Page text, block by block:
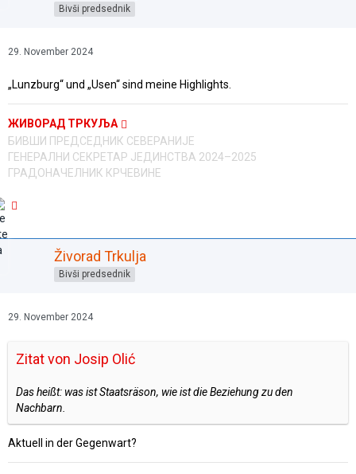
Bivši predsednik
29. November 2024
„Lunzburg“ und „Usen“ sind meine Highlights.
ЖИВОРАД ТРКУЉА
БИВШИ ПРЕДСЕДНИК СЕВЕРАНИЈЕ
ГЕНЕРАЛНИ СЕКРЕТАР ЈЕДИНСТВА 2024–2025
ГРАДОНАЧЕЛНИК КРЧЕВИНЕ
Živorad Trkulja
Bivši predsednik
29. November 2024
Zitat von Josip Olić
Das heißt: was ist Staatsräson, wie ist die Beziehung zu den
Nachbarn.
Aktuell in der Gegenwart?